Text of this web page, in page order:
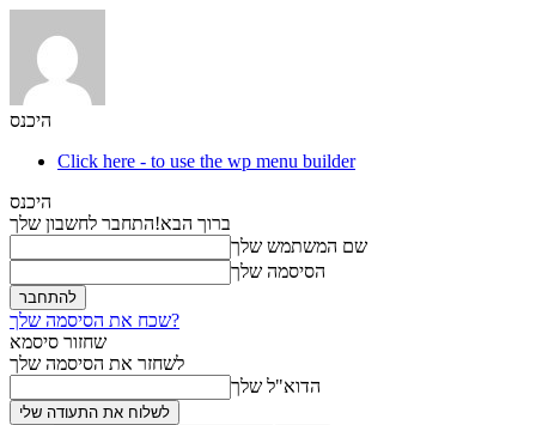
היכנס
Click here - to use the wp menu builder
היכנס
ברוך הבא!התחבר לחשבון שלך
שם המשתמש שלך
הסיסמה שלך
שכח את הסיסמה שלך?
שחזור סיסמא
לשחזר את הסיסמה שלך
הדוא"ל שלך